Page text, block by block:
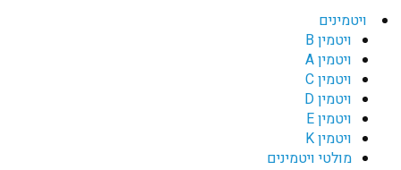
ויטמינים
ויטמין B
ויטמין A
ויטמין C
ויטמין D
ויטמין E
ויטמין K
מולטי ויטמינים